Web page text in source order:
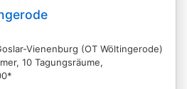
Vienenburg (OT Wöltingerode)
10 Tagungsräume,